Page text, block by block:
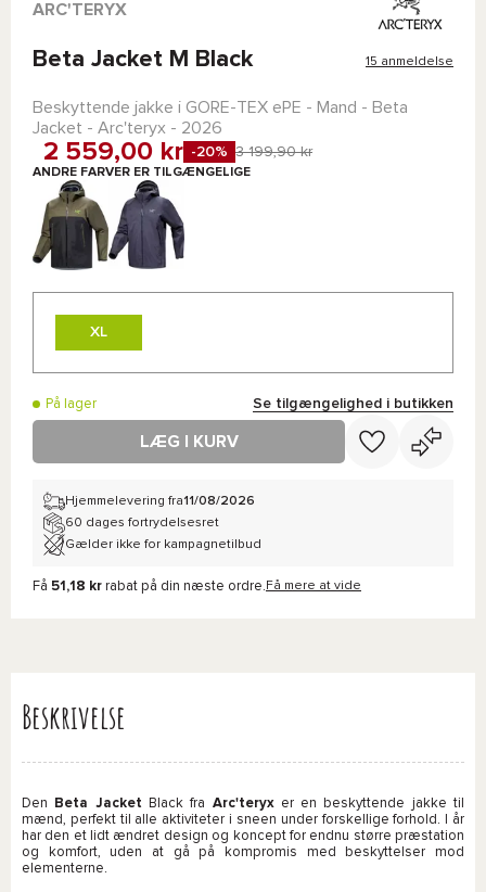
ARC'TERYX
Beta Jacket M Black 15 anmeldelse
Beskyttende jakke i GORE-TEX ePE - Mand - Beta
Jacket - Arc'teryx - 2026
2 559,00 kr -20% 3 199,90 kr
ANDRE FARVER ER TILGÆNGELIGE
XL
På lager Se tilgængelighed i butikken
LÆG I KURV
Hjemmelevering fra11/08/2026
60 dages fortrydelsesret
Gælder ikke for kampagnetilbud
Få 51,18 kr rabat på din næste ordre. Få mere at vide
Beskrivelse
Den Beta Jacket Black fra Arc'teryxer en beskyttende jakke til
mænd, perfekt til alle aktiviteter i sneen under forskellige forhold. I år
har den et lidt ændret design og koncept for endnu større præstation
og komfort, uden at gå på kompromis med beskyttelser mod
elementerne.